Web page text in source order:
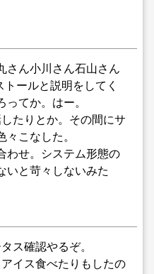
さん小川さん石山さん
ールと説明をしてく
てか。はー。
たりとか。その間にサ
々こなした。
わせ。システム形態の
いと苛々しないみた
ス確認やるぞ。
イス食べたりもしたの